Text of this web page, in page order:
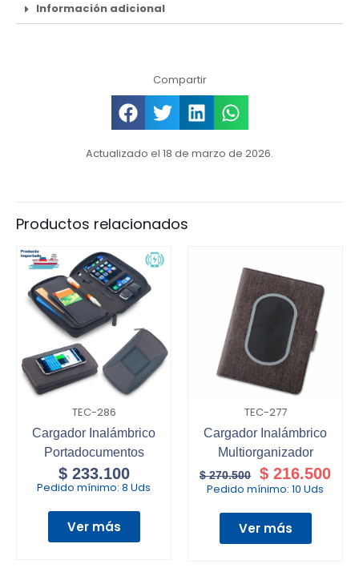
Información adicional
Compartir
Actualizado el 18 de marzo de 2026.
Productos relacionados
TEC-286
Cargador Inalámbrico
Portadocumentos
$233.100
Pedido mínimo: 8 Uds
Ver más
TEC-277
Cargador Inalámbrico
Multiorganizador
$270.500 $ 216.500
Pedido mínimo: 10 Uds
Ver más